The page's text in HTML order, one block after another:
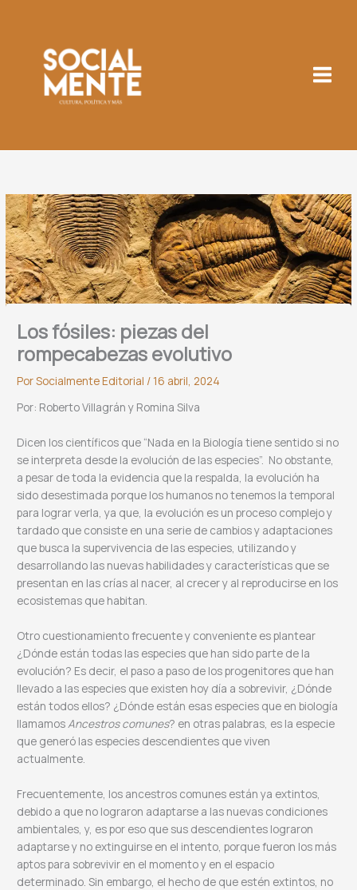
Los fósiles: piezas del
rompecabezas evolutivo
PorSocialmente Editorial / 16 abril, 2024
Por: Roberto Villagrán y Romina Silva
Dicen los científicos que “Nada en la Biología tiene sentido si no
se interpreta desde la evolución de las especies”. No obstante,
a pesar de toda la evidencia que la respalda, la evolución ha
sido desestimada porque los humanos no tenemos la temporal
para lograr verla, ya que, la evolución es un proceso complejo y
tardado que consiste en una serie de cambios y adaptaciones
que busca la supervivencia de las especies, utilizando y
desarrollando las nuevas habilidades y características que se
presentan en las crías al nacer, al crecer y al reproducirse en los
ecosistemas que habitan.
Otro cuestionamiento frecuente y conveniente es plantear
¿Dónde están todas las especies que han sido parte de la
evolución? Es decir, el paso a paso de los progenitores que han
llevado a las especies que existen hoy día a sobrevivir, ¿Dónde
están todos ellos? ¿Dónde están esas especies que en biología
llamamosAncestros comunes? en otras palabras, es la especie
que generó las especies descendientes que viven
actualmente.
Frecuentemente, los ancestros comunes están ya extintos,
debido a que no lograron adaptarse a las nuevas condiciones
ambientales, y, es por eso que sus descendientes lograron
adaptarse y no extinguirse en el intento, porque fueron los más
aptos para sobrevivir en el momento y en el espacio
determinado. Sin embargo, el hecho de que estén extintos, no